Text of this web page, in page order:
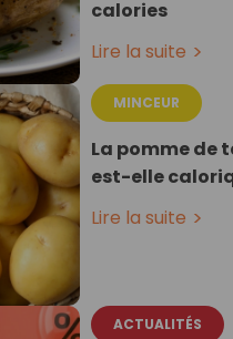
calories
Lire la suite
MINCEUR
La pomme de
est-elle
Lire la suite
ACTUALITÉS